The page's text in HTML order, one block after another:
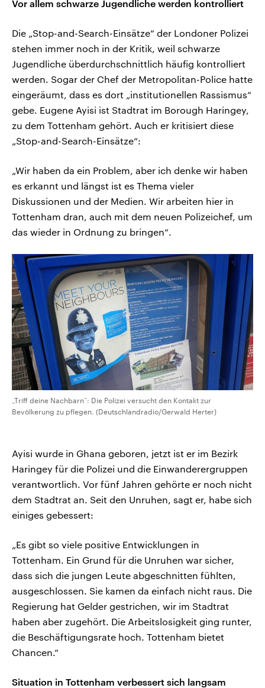
Vor allem schwarze Jugendliche werden kontrolliert
Die „Stop-and-Search-Einsätze“ der Londoner Polizei
stehen immer noch in der Kritik, weil schwarze
Jugendliche überdurchschnittlich häufig kontrolliert
werden. Sogar der Chef der Metropolitan-Police hatte
eingeräumt, dass es dort „institutionellen Rassismus“
gebe. Eugene Ayisi ist Stadtrat im Borough Haringey,
zu dem Tottenham gehört. Auch er kritisiert diese
„Stop-and-Search-Einsätze“:
„Wir haben da ein Problem, aber ich denke wir haben
es erkannt und längst ist es Thema vieler
Diskussionen und der Medien. Wir arbeiten hier in
Tottenham dran, auch mit dem neuen Polizeichef, um
das wieder in Ordnung zu bringen“.
„Triff deine Nachbarn“: Die Polizei versucht den Kontakt zur
Bevölkerung zu pflegen. (Deutschlandradio/Gerwald Herter)
Ayisi wurde in Ghana geboren, jetzt ist er im Bezirk
Haringey für die Polizei und die Einwanderergruppen
verantwortlich. Vor fünf Jahren gehörte er noch nicht
dem Stadtrat an. Seit den Unruhen, sagt er, habe sich
einiges gebessert:
„Es gibt so viele positive Entwicklungen in
Tottenham. Ein Grund für die Unruhen war sicher,
dass sich die jungen Leute abgeschnitten fühlten,
ausgeschlossen. Sie kamen da einfach nicht raus. Die
Regierung hat Gelder gestrichen, wir im Stadtrat
haben aber zugehört. Die Arbeitslosigkeit ging runter,
die Beschäftigungsrate hoch. Tottenham bietet
Chancen.“
Situation in Tottenham verbessert sich langsam